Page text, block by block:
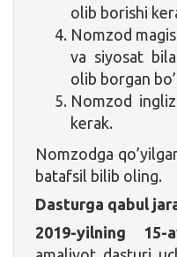
olib borishi
Nomzod
va siyosat
olib borgan
Nomzod
kerak.
Nomzodga
batafsil bilib oling.
Dasturga qabul
2019-yilning 15-